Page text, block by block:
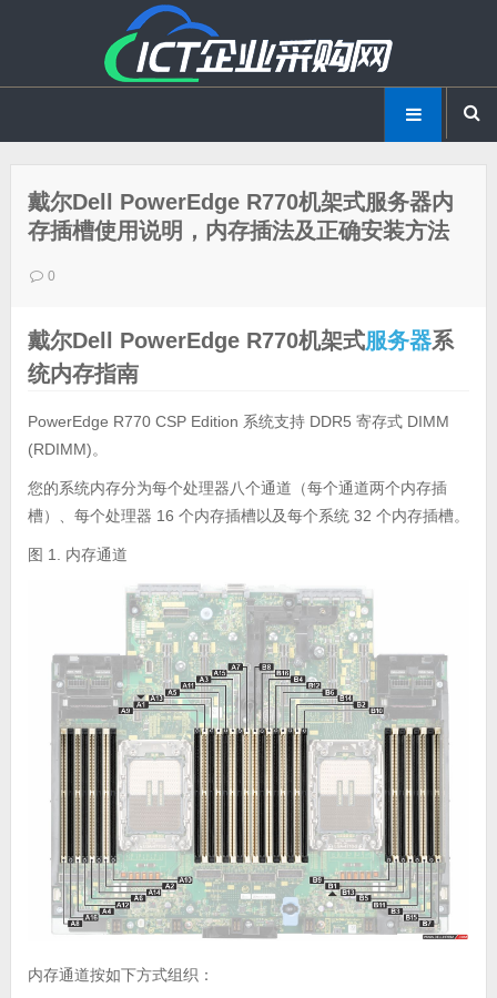
戴尔Dell PowerEdge R770机架式服务器内
存插槽使用说明，内存插法及正确安装方法
0
戴尔Dell PowerEdge R770机架式服务器系
统内存指南
PowerEdge R770 CSP Edition 系统支持 DDR5 寄存式 DIMM
(RDIMM)。
您的系统内存分为每个处理器八个通道（每个通道两个内存插
槽）、每个处理器 16 个内存插槽以及每个系统 32 个内存插槽。
图 1. 内存通道
内存通道按如下方式组织：